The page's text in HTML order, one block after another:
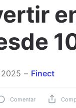
Finect
Comentar